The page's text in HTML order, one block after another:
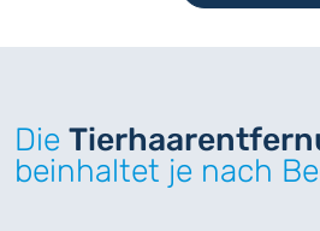
Die
beinhaltet je nach